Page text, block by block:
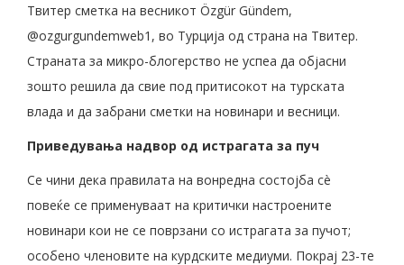
Твитер сметка на весникот Özgür Gündem,
@ozgurgundemweb1, во Турција од страна на Твитер.
Страната за микро-блогерство не успеа да објасни
зошто решила да свие под притисокот на турската
влада и да забрани сметки на новинари и весници.
Приведувања надвор од истрагата за пуч
Се чини дека правилата на вонредна состојба сè
повеќе се применуваат на критички настроените
новинари кои не се поврзани со истрагата за пучот;
особено членовите на курдските медиуми. Покрај 23-те